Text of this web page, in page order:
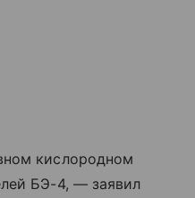
кислородном
БЭ-4, — заявил